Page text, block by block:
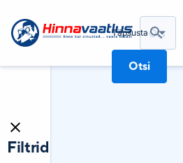
Täpsusta
Otsi
Filtrid